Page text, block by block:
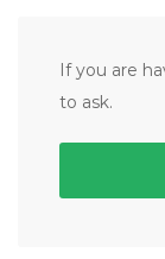
If you are
to ask.